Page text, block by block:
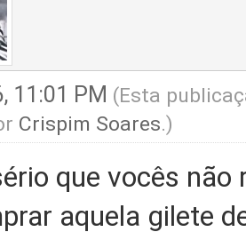
11:01 PM (Esta
Crispim Soares.)
que vocês
aquela gilete